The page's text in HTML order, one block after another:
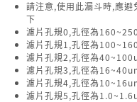
請注意,使用此漏斗時,應
下
濾片孔規0,孔徑為
濾片孔規1,孔徑為
濾片孔規2,孔徑為
濾片孔規3,孔徑為
濾片孔規4,孔徑為
濾片孔規5,孔徑為